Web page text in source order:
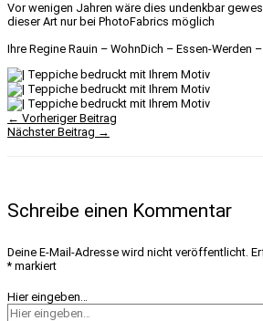
Vor wenigen Jahren wäre dies undenkbar
dieser Art nur bei PhotoFabrics möglich
Ihre Regine Rauin – WohnDich – Essen-Werden
← Vorheriger Beitrag
Nächster Beitrag →
Schreibe einen Kommentar
Deine E-Mail-Adresse wird nicht veröffentlicht.
* markiert
Hier eingeben…